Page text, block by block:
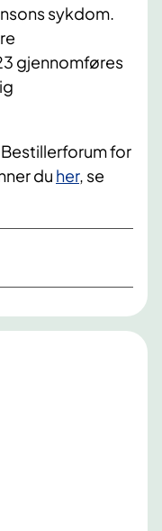
sykdom.
gjennomføres
for
du her, se